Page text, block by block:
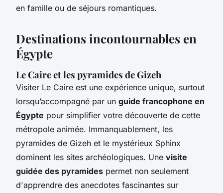
en famille ou de séjours romantiques.
Destinations incontournables en
Égypte
Le Caire et les pyramides de Gizeh
Visiter Le Caire est une expérience unique, surtout
lorsqu’accompagné par un guide francophone en
Égypte pour simplifier votre découverte de cette
métropole animée. Immanquablement, les
pyramides de Gizeh et le mystérieux Sphinx
dominent les sites archéologiques. Une visite
guidée des pyramides permet non seulement
d'apprendre des anecdotes fascinantes sur